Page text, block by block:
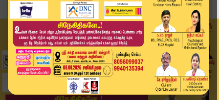
தொடர்ந்து முக்கிய தலைவர்களை சந்திக்கும் முதல்வர...